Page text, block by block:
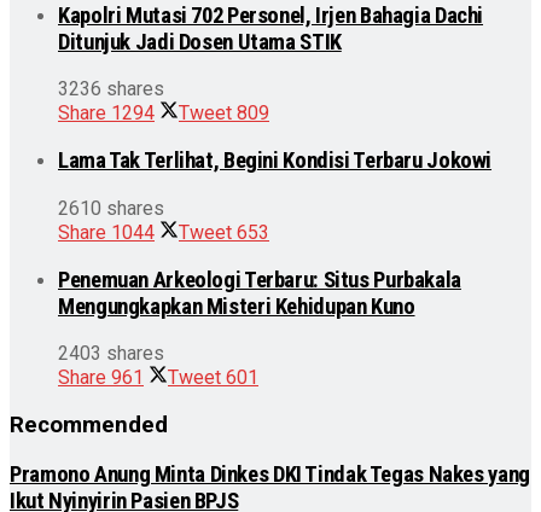
Kapolri Mutasi 702 Personel, Irjen Bahagia Dachi
Ditunjuk Jadi Dosen Utama STIK
3236 shares
Share 1294 Tweet 809
Lama Tak Terlihat, Begini Kondisi Terbaru Jokowi
2610 shares
Share 1044 Tweet 653
Penemuan Arkeologi Terbaru: Situs Purbakala
Mengungkapkan Misteri Kehidupan Kuno
2403 shares
Share 961 Tweet 601
Recommended
Pramono Anung Minta Dinkes DKI Tindak Tegas Nakes yang
Ikut Nyinyirin Pasien BPJS